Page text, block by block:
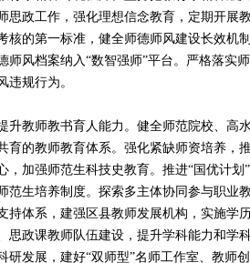
思政工作，强化理想信念教育，定期开展
核的第一标准，健全师德师风建设长效机
师风档案纳入“数智强师”平台。严格落实
违规行为。
教师教书育人能力。健全师范院校、高
育的教师教育体系。强化紧缺师资培养，
，加强师范生科技史教育。推进“国优计划
范生培养制度。探索多主体协同参与职业
持体系，建强区县教师发展机构，实施学
思政课教师队伍建设，提升学科能力和学
研发展，建好“双师型”名师工作室、教师